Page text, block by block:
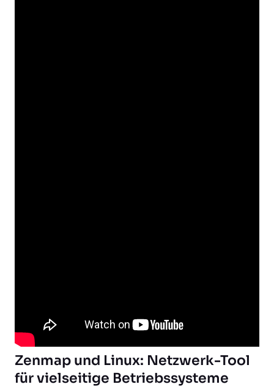
Zenmap und Linux: Netzwerk-Tool
für vielseitige Betriebssysteme